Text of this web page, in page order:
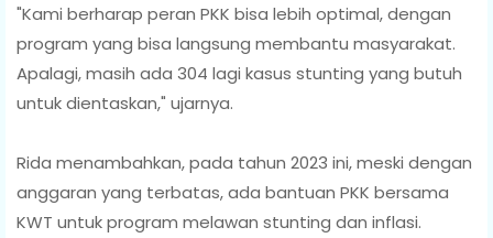
"Kami berharap peran PKK bisa lebih optimal, dengan
program yang bisa langsung membantu masyarakat.
Apalagi, masih ada 304 lagi kasus stunting yang butuh
untuk dientaskan," ujarnya.
Rida menambahkan, pada tahun 2023 ini, meski dengan
anggaran yang terbatas, ada bantuan PKK bersama
KWT untuk program melawan stunting dan inflasi.